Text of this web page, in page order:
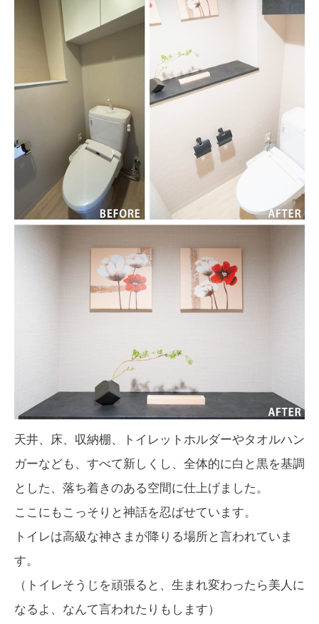
天井、床、収納棚、トイレットホルダーやタオルハン
ガーなども、すべて新しくし、全体的に白と黒を基調
とした、落ち着きのある空間に仕上げました。
ここにもこっそりと神話を忍ばせています。
トイレは高級な神さまが降りる場所と言われていま
す。
（トイレそうじを頑張ると、生まれ変わったら美人に
なるよ、なんて言われたりもします）